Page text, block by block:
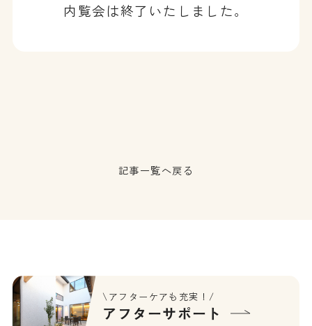
内覧会は終了いたしました。
記事一覧へ戻る
\アフターケアも充実！/
アフターサポート